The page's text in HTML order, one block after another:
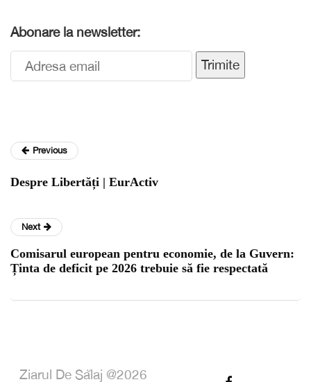
Abonare la newsletter:
Trimite
Previous
Despre Libertăți | EurActiv
Next
Comisarul european pentru economie, de la Guvern:
Ținta de deficit pe 2026 trebuie să fie respectată
Ziarul De Sălaj @2026